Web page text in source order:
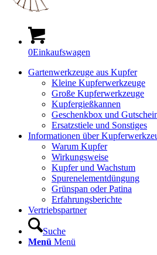
0Einkaufswagen
Gartenwerkzeuge aus Kupfer
Kleine Kupferwerkzeuge
Große Kupferwerkzeuge
Kupfergießkannen
Geschenkbox und
Ersatzstiele und Sonstiges
Informationen über
Warum Kupfer
Wirkungsweise
Kupfer und Wachstum
Spurenelementdüngung
Grünspan oder Patina
Erfahrungsberichte
Vertriebspartner
Suche
Menü Menü